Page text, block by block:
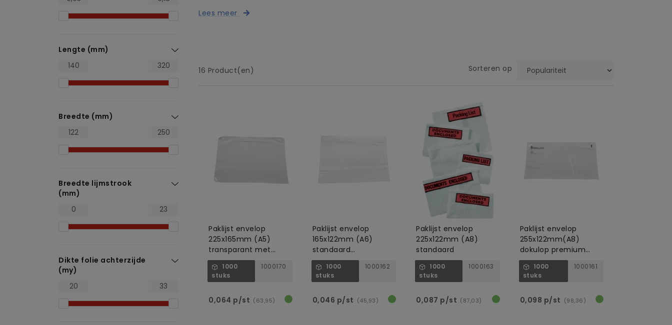
Lengte (mm)
Breedte (mm)
Breedte lijmstrook
(mm)
Dikte folie achterzijde
(my)
Lees meer
16 Product(en) Sorteren op
Paklijst envelop
225x165mm (A5)
transparant met
speciale siliconenlaag
1000
stuks
1000170
0,064 p/st (63,95)
Paklijst envelop
165x122mm (A6)
standaard
transparant
1000
stuks
1000162
0,046 p/st (45,93)
Paklijst envelop
225x122mm (A8)
standaard
1000
stuks
1000163
0,087 p/st (87,03)
Paklijst envelop
255x122mm(A8)
dokulop premium
transparant
1000
stuks
1000161
0,098 p/st (98,36)